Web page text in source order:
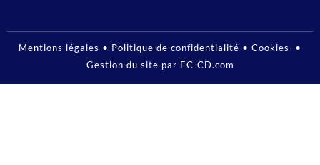
Mentions légales • Politique de confidentialité • Cookies •
Gestion du site par EC-CD.com